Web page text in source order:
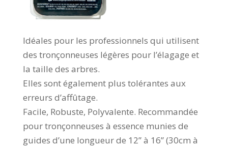
Idéales pour les professionnels qui utilisent
des tronçonneuses légères pour l’élagage et
la taille des arbres.
Elles sont également plus tolérantes aux
erreurs d’affûtage.
Facile, Robuste, Polyvalente. Recommandée
pour tronçonneuses à essence munies de
guides d’une longueur de 12” à 16” (30cm à